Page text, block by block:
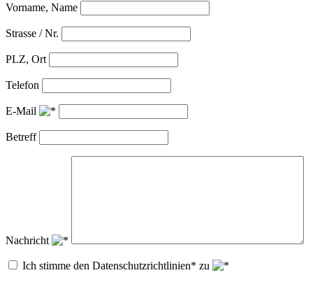
Vorname, Name
Strasse / Nr.
PLZ, Ort
Telefon
E-Mail
Betreff
Nachricht
Ich stimme den Datenschutzrichtlinien* zu